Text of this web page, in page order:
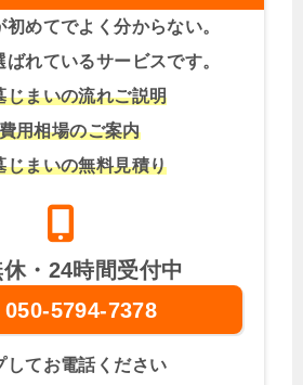
めてでよく分からない。
れているサービスです。
じまいの流れご説明
用相場のご案内
じまいの無料見積り
・24時間受付中
050-5794-7378
してお電話ください